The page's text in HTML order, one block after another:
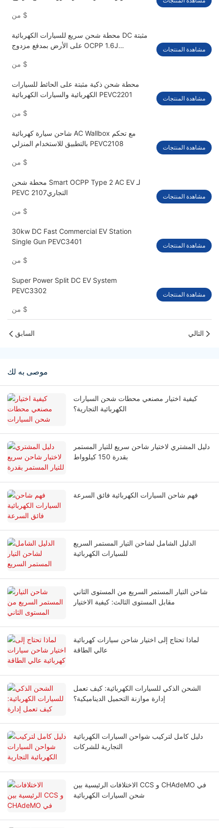
$
محطة شحن سريع للسيارات الكهربائية DC مثبتة
على الأرض بمدفع مزدوج OCPP 1.6J
$
مشاهدة المنتجات
محطة شحن ذكية مثبتة على الحائط للسيارات
الكهربائية والسيارات الكهربائية PEVC2201
$
مشاهدة المنتجات
شاحن سيارة كهربائية AC Wallbox مع تحكم
بالتطبيق للاستخدام المنزلي PEVC2108
$
مشاهدة المنتجات
محطة شحن Smart OCPP Type 2 AC EV لـ
PEVC التجاري2107
$
مشاهدة المنتجات
30kw DC Fast Commercial EV Station
Single Gun PEVC3401
$
مشاهدة المنتجات
Super Power Split DC EV System
PEVC3302
$
مشاهدة المنتجات
السابق التالي
موصى به لك
كيفية اختيار مصنعي محطات شحن السيارات
الكهربائية التجارية؟
دليل المشتري لاختيار شاحن سريع للتيار المستمر
بقدرة 150 كيلوواط
فهم شاحن السيارات الكهربائية فائق السرعة
الدليل الشامل لشاحن التيار المستمر السريع
للسيارات الكهربائية
شاحن التيار المستمر السريع من المستوى الثاني
مقابل المستوى الثالث: كيفية الاختيار
لماذا تحتاج إلى اختيار شاحن سيارات كهربائية
عالي الطاقة
الشحن الذكي للسيارات الكهربائية: كيف تعمل
إدارة موازنة التحميل الديناميكية؟
دليل كامل لتركيب شواحن السيارات الكهربائية
التجارية للشركات
الاختلافات الرئيسية بين CCS و CHAdeMO في
شحن السيارات الكهربائية